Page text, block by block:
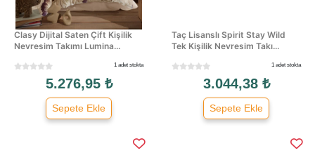
Clasy Dijital Saten Çift Kişilik
Nevresim Takımı Lumina...
1 adet stokta
5.276,95 ₺
Sepete Ekle
Taç Lisanslı Spirit Stay Wild
Tek Kişilik Nevresim Takı...
1 adet stokta
3.044,38 ₺
Sepete Ekle